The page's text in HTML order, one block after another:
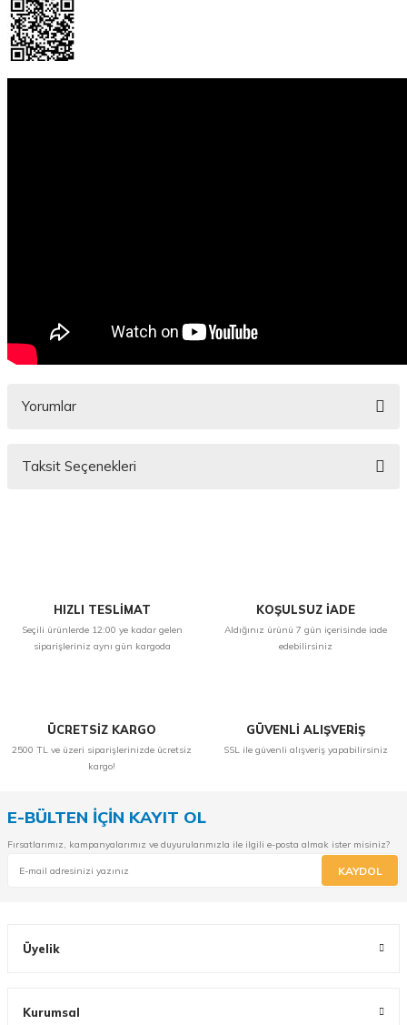
Yorumlar
Taksit Seçenekleri
HIZLI TESLİMAT
Seçili ürünlerde 12:00 ye kadar gelen
siparişleriniz aynı gün kargoda
KOŞULSUZ İADE
Aldığınız ürünü 7 gün içerisinde iade
edebilirsiniz
ÜCRETSİZ KARGO
2500 TL ve üzeri siparişlerinizde ücretsiz
kargo!
GÜVENLİ ALIŞVERİŞ
SSL ile güvenli alışveriş yapabilirsiniz
E-BÜLTEN İÇİN KAYIT OL
Fırsatlarımız, kampanyalarımız ve duyurularımızla ile ilgili e-posta almak ister misiniz?
KAYDOL
Üyelik
Kurumsal